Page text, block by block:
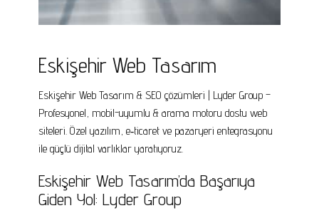
Eskişehir Web Tasarım
Eskişehir Web Tasarım & SEO çözümleri | Lyder Group –
Profesyonel, mobil-uyumlu & arama motoru dostu web
siteleri. Özel yazılım, e‑ticaret ve pazaryeri entegrasyonu
ile güçlü dijital varlıklar yaratıyoruz.
Eskişehir Web Tasarım’da Başarıya
Giden Yol: Lyder Group